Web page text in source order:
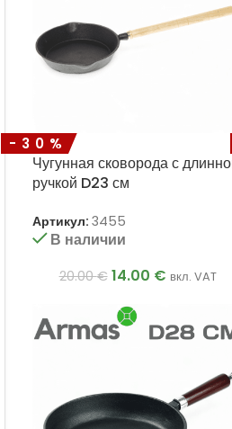
-30%
Чугунная сковорода с
ручкой D23 см
Артикул: 3455
В наличии
20.00€ 14.00 € вкл. VAT